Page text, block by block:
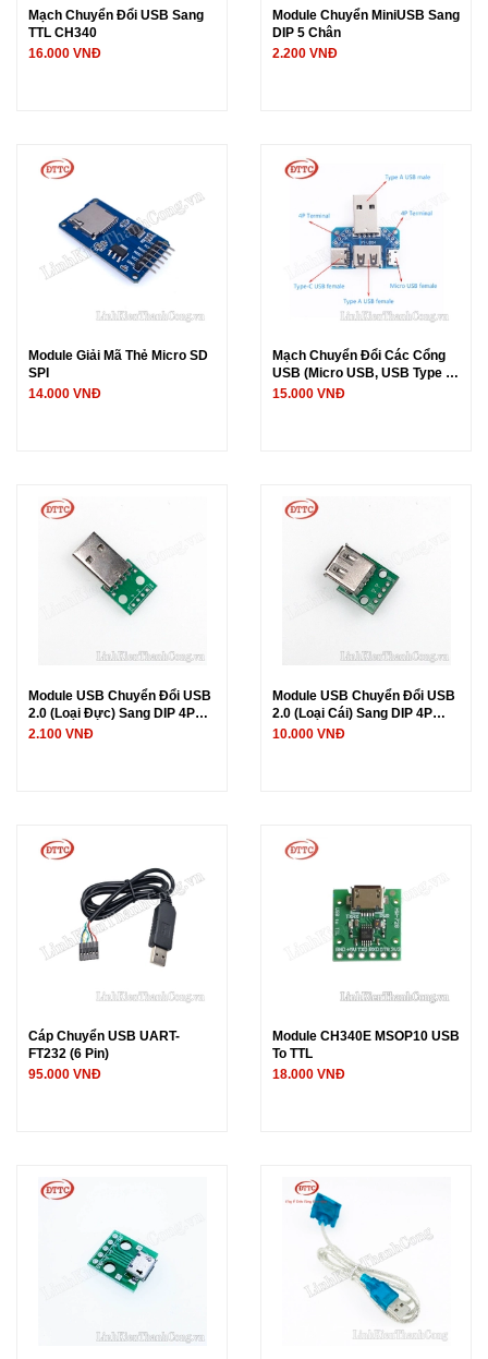
Mạch Chuyển Đổi USB Sang
TTL CH340
16.000 VNĐ
Module Chuyển MiniUSB Sang
DIP 5 Chân
2.200 VNĐ
Module Giải Mã Thẻ Micro SD
SPI
14.000 VNĐ
Mạch Chuyển Đổi Các Cổng
USB (Micro USB, USB Type C,
USB Type A Đực, USB Type A
15.000 VNĐ
Module USB Chuyển Đổi USB
2.0 (Loại Đực) Sang DIP 4P
2.54
2.100 VNĐ
Module USB Chuyển Đổi USB
2.0 (Loại Cái) Sang DIP 4P
2.54
10.000 VNĐ
Cáp Chuyển USB UART-
FT232 (6 Pin)
95.000 VNĐ
Module CH340E MSOP10 USB
To TTL
18.000 VNĐ